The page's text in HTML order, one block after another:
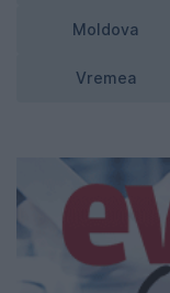
Moldova
Vremea